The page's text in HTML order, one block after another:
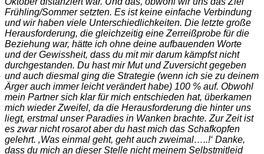
Frühling/Sommer setzten. Es ist keine einfache Verbindung
und wir haben viele Unterschiedlichkeiten. Die letzte große
Herausforderung, die gleichzeitig eine Zerreißprobe für die
Beziehung war, hätte ich ohne deine aufbauenden Worte
und der Gewissheit, dass du mit mir darum kämpfst nicht
durchgestanden. Du hast mir Mut und Zuversicht gegeben
und auch diesmal ging die Strategie (wenn ich sie zu deinem
Ärger auch immer leicht verändert habe) 100 % auf. Obwohl
mein Partner sich klar für mich entschieden hat, überkamen
mich wieder Zweifel, da die Herausforderung die hinter uns
liegt, erstmal unser Paradies in Wanken brachte. Zur Zeit ist
es zwar nicht rosarot aber du hast mich das Schafkopfen
gelehrt. ‚Was einmal geht, geht auch zweimal…..!‘ Danke,
dass du mich an dieser Stelle nicht meinem Selbstmitleid